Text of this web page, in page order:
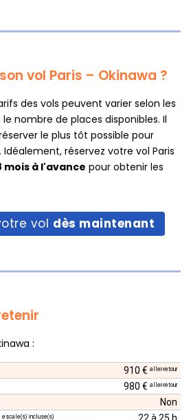
vol Paris – Okinawa ?
des vols peuvent varier selon les
nombre de places disponibles. Il
le plus tôt possible pour
réservez votre vol Paris
mois à l'avance pour obtenir les
vol dès maintenant
:
910 € aller-retour
980 € aller-retour
Non
escale(s) incluse(s)
22 à 25 h